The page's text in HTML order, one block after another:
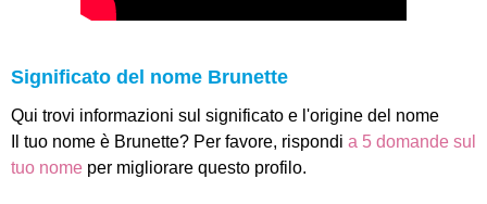
Significato del nome Brunette
Qui trovi informazioni sul significato e l'origine del nome
Il tuo nome è Brunette? Per favore, rispondi a 5 domande sul
tuo nome per migliorare questo profilo.